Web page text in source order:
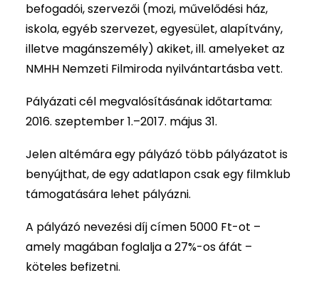
befogadói, szervezői (mozi, művelődési ház,
iskola, egyéb szervezet, egyesület, alapítvány,
illetve magánszemély) akiket, ill. amelyeket az
NMHH Nemzeti Filmiroda nyilvántartásba vett.
Pályázati cél megvalósításának időtartama:
2016. szeptember 1.–2017. május 31.
Jelen altémára egy pályázó több pályázatot is
benyújthat, de egy adatlapon csak egy filmklub
támogatására lehet pályázni.
A pályázó nevezési díj címen 5000 Ft-ot –
amely magában foglalja a 27%-os áfát –
köteles befizetni.